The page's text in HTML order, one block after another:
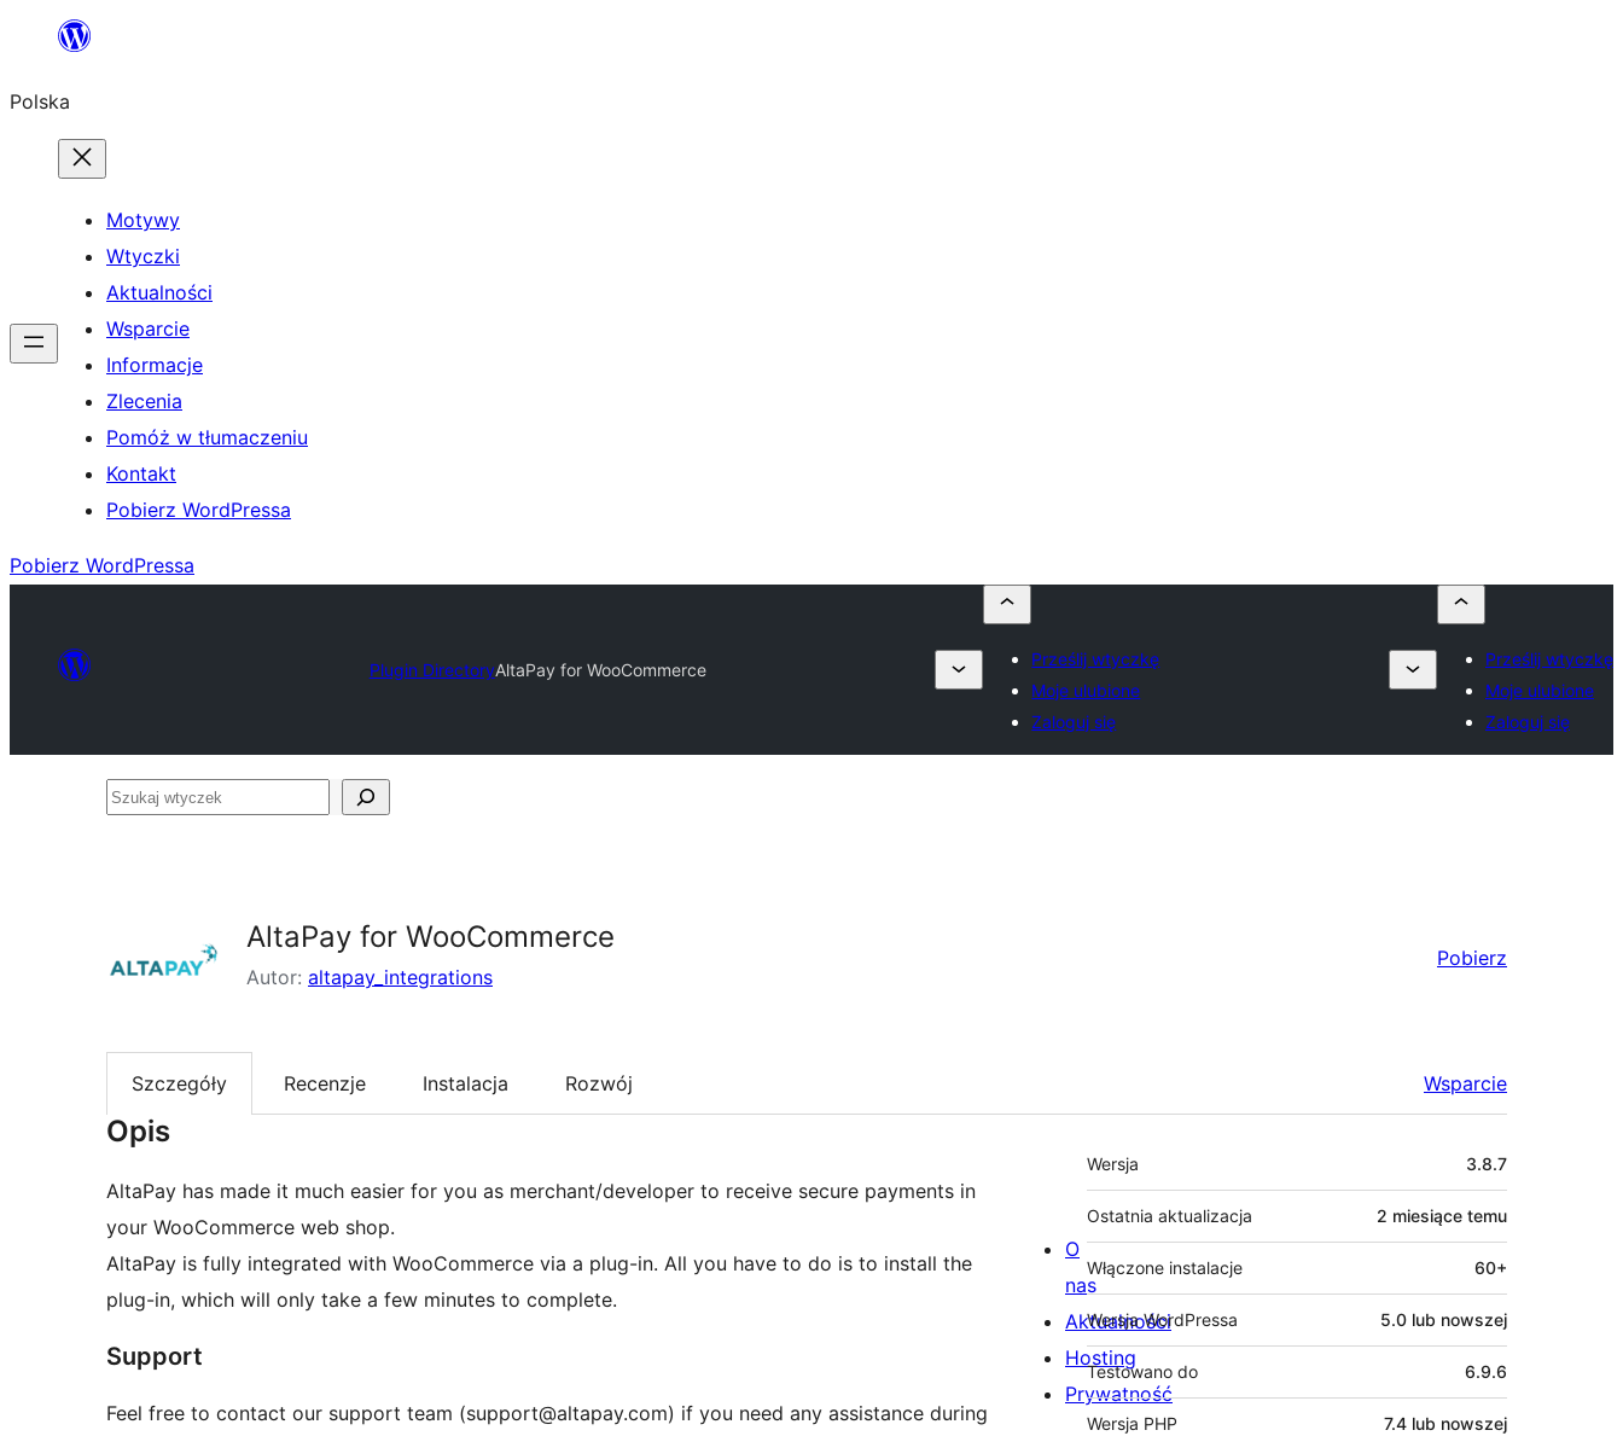
Przejdź
treści
Polska
Motywy
Wtyczki
Aktualności
Wsparcie
Informacje
Zlecenia
Pomóż w tłumaczeniu
Kontakt
Pobierz WordPressa
Pobierz WordPressa
Plugin DirectoryAltaPay for WooCommerce
Prześlij wtyczkę
Moje ulubione
Zaloguj się
Prześlij wtyczkę
Moje ulubione
Zaloguj się
Szukaj
AltaPay for WooCommerce
Autor: altapay_integrations
Pobierz
Szczegóły Recenzje Instalacja Rozwój Wsparcie
Opis
AltaPay has made it much easier for you as merchant/developer to receive secure payments in
your WooCommerce web shop.
AltaPay is fully integrated with WooCommerce via a plug-in. All you have to do is to install the
plug-in, which will only take a few minutes to complete.
Support
Feel free to contact our support team (support@altapay.com) if you need any assistance during
Meta
Wersja 3.8.7
Ostatnia aktualizacja 2 miesiące temu
Włączone instalacje 60+
Wersja WordPressa 5.0 lub nowszej
Testowano do 6.9.6
Wersja PHP 7.4 lub nowszej
O
nas
Aktualności
Hosting
Prywatność